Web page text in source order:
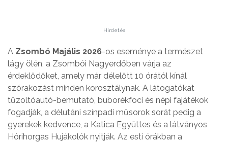
Hirdetés
A Zsombó Majális 2026-os eseménye a természet
lágy ölén, a Zsombói Nagyerdőben várja az
érdeklődőket, amely már délelőtt 10 órától kínál
szórakozást minden korosztálynak. A látogatókat
tűzoltóautó-bemutató, buborékfoci és népi fajátékok
fogadják, a délutáni színpadi műsorok sorát pedig a
gyerekek kedvence, a Katica Együttes és a látványos
Hórihorgas Hujákolók nyitják. Az esti órákban a